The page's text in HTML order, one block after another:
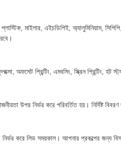
মাইলার, এইচডিপিই, অ্যালুমিনিয়াম,
অফসেট প্রিন্টিং, এমবসিং, স্ক্রিন প্রিন্টিং, হট
উপর নির্ভর করে পরিবর্তিত হয়। নির্দিষ্ট
করে লিড সময়কাল। আপনার প্রকল্পের জন্য